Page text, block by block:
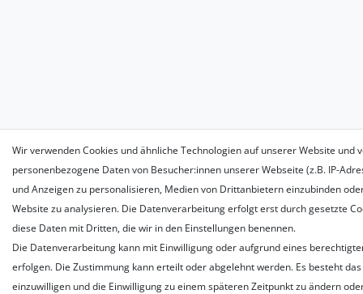
Wir verwenden Cookies und ähnliche Technologien auf unserer Website und
personenbezogene Daten von Besucher:innen unserer Webseite (z.B. IP-
und Anzeigen zu personalisieren, Medien von Drittanbietern einzubinden
Website zu analysieren. Die Datenverarbeitung erfolgt erst durch gesetzte
diese Daten mit Dritten, die wir in den Einstellungen benennen.
Die Datenverarbeitung kann mit Einwilligung oder aufgrund eines
erfolgen. Die Zustimmung kann erteilt oder abgelehnt werden. Es besteht das
einzuwilligen und die Einwilligung zu einem späteren Zeitpunkt zu ändern